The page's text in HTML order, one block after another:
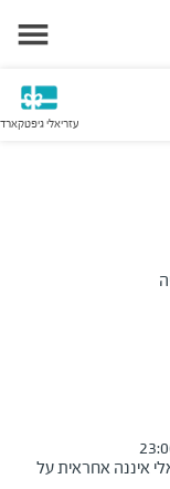
עזריאלי גיפטקארד
איננה אחראית על